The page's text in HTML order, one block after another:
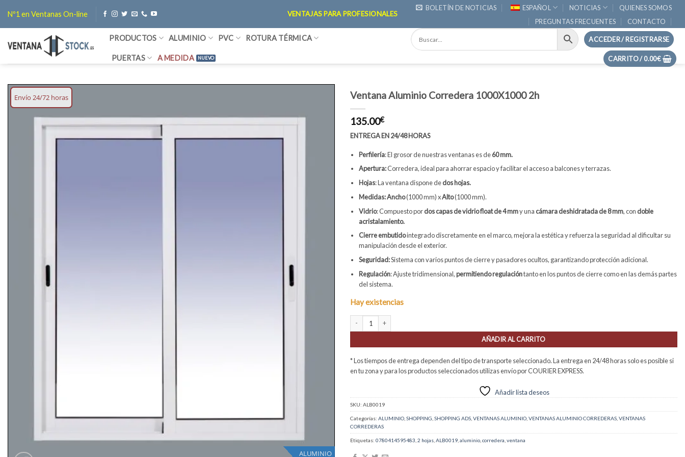
contenido
Nº1 en Ventanas On-line VENTAJAS PARA PROFESIONALES
BOLETÍN DE NOTICIAS ESPAÑOL NOTICIAS
QUIENES SOMOS
PREGUNTAS FRECUENTES
CONTACTO
PRODUCTOS ALUMINIO PVC ROTURA TÉRMICA
PUERTAS A MEDIDA
ACCEDER / REGISTRARSE
CARRITO /0.00€
Añadir
Envío 24/72 horas
ALUMINIO
Ventana Aluminio Corredera 1000X1000 2h
135.00€
ENTREGA EN 24/48 HORAS
Perfilería:El grosor de nuestras ventanas es de60 mm.
Apertura:Corredera, ideal para ahorrar espacio y facilitar el acceso a balcones y terrazas.
Hojas: La ventana dispone dedos hojas.
Medidas: Ancho(1000 mm) xAlto(1000 mm).
Vidrio: Compuesto pordos capas de vidrio float de 4 mmy una cámara deshidratada de 8 mm, condoble
acristalamiento.
Cierre embutidointegrado discretamente en el marco, mejora la estética y refuerza la seguridad al dificultar su
manipulación desde el exterior.
Seguridad:Sistema con varios puntos de cierre y pasadores ocultos, garantizando protección adicional.
Regulación: Ajuste tridimensional,permitiendo regulacióntanto en los puntos de cierre como en las demás partes
del sistema.
Hay existencias
AÑADIR AL CARRITO
* Los tiempos de entrega dependen del tipo de transporte seleccionado. La entrega en 24/48 horas solo es posible si
en tu zona y para los productos seleccionados utilizas envío por COURIER EXPRESS.
Añadir lista deseos
SKU: ALB0019
Categorías: ALUMINIO SHOPPING SHOPPING ADS VENTANAS ALUMINIO VENTANAS ALUMINIO CORREDERAS VENTANAS
CORREDERAS
Etiquetas: 0780414595483 2 hojas ALB0019 aluminio corredera ventana